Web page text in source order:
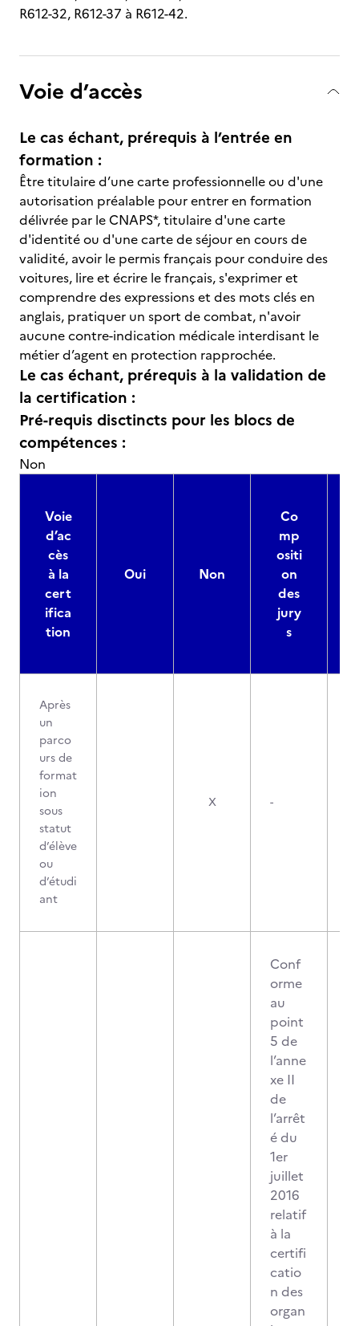
R612-32, R612-37 à R612-42.
Voie d’accès
Le cas échant, prérequis à l’entrée en
formation :
Être titulaire d’une carte professionnelle ou d'une
autorisation préalable pour entrer en formation
délivrée par le CNAPS*, titulaire d'une carte
d'identité ou d'une carte de séjour en cours de
validité, avoir le permis français pour conduire des
voitures, lire et écrire le français, s'exprimer et
comprendre des expressions et des mots clés en
anglais, pratiquer un sport de combat, n'avoir
aucune contre-indication médicale interdisant le
métier d’agent en protection rapprochée.
Le cas échant, prérequis à la validation de
la certification :
Pré-requis disctincts pour les blocs de
compétences :
Non
Voie
d’ac
cès
à la
cert
ifica
tion
Oui Non
Co
mp
ositi
on
des
jury
s
Après
un
parco
urs de
format
ion
sous
statut
d’élève
ou
d’étudi
ant
X -
Conf
orme
au
point
5 de
l’anne
xe II
de
l’arrêt
é du
1er
juillet
2016
relatif
à la
certifi
catio
n des
organ